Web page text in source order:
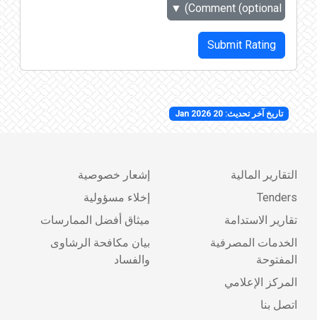
Comment (optional)
▼
Submit Rating
تاريخ آخر تحديث: 20 Jan 2026
التقارير المالية
Tenders
تقارير الاستدامة
الخدمات المصرفية
المفتوحة
المركز الإعلامي
اتصل بنا
إشعار خصوصية
إخلاء مسؤولية
ميثاق أفضل الممارسات
بيان مكافحة الرشاوى
والفساد